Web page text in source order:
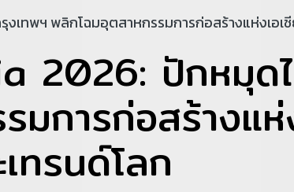
ทพฯ พลิกโฉมอุตสาหกรรมการก่อสร้างแห่งเอเชี
2026: ปักหมุด
มการก่อสร้างแห่
ทรนด์โลก